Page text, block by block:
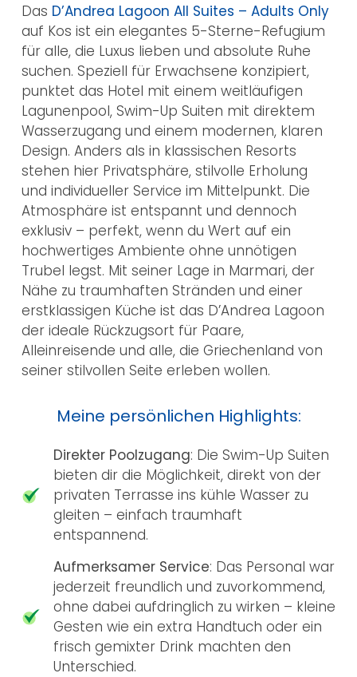
Das D’Andrea Lagoon All Suites – Adults Only
auf Kos ist ein elegantes 5-Sterne-Refugium
für alle, die Luxus lieben und absolute Ruhe
suchen. Speziell für Erwachsene konzipiert,
punktet das Hotel mit einem weitläufigen
Lagunenpool, Swim-Up Suiten mit direktem
Wasserzugang und einem modernen, klaren
Design. Anders als in klassischen Resorts
stehen hier Privatsphäre, stilvolle Erholung
und individueller Service im Mittelpunkt. Die
Atmosphäre ist entspannt und dennoch
exklusiv – perfekt, wenn du Wert auf ein
hochwertiges Ambiente ohne unnötigen
Trubel legst. Mit seiner Lage in Marmari, der
Nähe zu traumhaften Stränden und einer
erstklassigen Küche ist das D’Andrea Lagoon
der ideale Rückzugsort für Paare,
Alleinreisende und alle, die Griechenland von
seiner stilvollen Seite erleben wollen.
Meine persönlichen Highlights:
Direkter Poolzugang: Die Swim-Up Suiten
bieten dir die Möglichkeit, direkt von der
privaten Terrasse ins kühle Wasser zu
gleiten – einfach traumhaft
entspannend.
Aufmerksamer Service: Das Personal war
jederzeit freundlich und zuvorkommend,
ohne dabei aufdringlich zu wirken – kleine
Gesten wie ein extra Handtuch oder ein
frisch gemixter Drink machten den
Unterschied.